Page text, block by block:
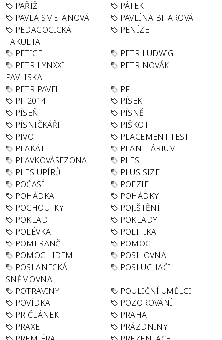
PAŘÍŽ
PÁTEK
PAVLA SMETANOVÁ
PAVLÍNA BITAROVÁ
PEDAGOGICKÁ
FAKULTA
PENÍZE
PETICE
PETR LUDWIG
PETR LYNXXI
PAVLISKA
PETR NOVÁK
PETR PAVEL
PF
PF 2014
PÍSEK
PÍSEŇ
PÍSNĚ
PÍSNIČKÁŘI
PIŠKOT
PIVO
PLACEMENT TEST
PLAKÁT
PLANETÁRIUM
PLAVKOVÁSEZONA
PLES
PLES UPÍRŮ
PLUS SIZE
POČASÍ
POEZIE
POHÁDKA
POHÁDKY
POCHOUTKY
POJIŠTĚNÍ
POKLAD
POKLADY
POLÉVKA
POLITIKA
POMERANČ
POMOC
POMOC LIDEM
POSILOVNA
POSLANECKÁ
SNĚMOVNA
POSLUCHAČI
POTRAVINY
POULIČNÍ UMĚLCI
POVÍDKA
POZOROVÁNÍ
PR ČLÁNEK
PRAHA
PRAXE
PRÁZDNINY